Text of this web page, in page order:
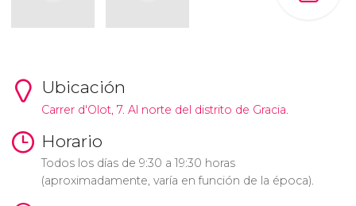
Ubicación
Carrer d'Olot, 7. Al norte del distrito de Gracia.
Horario
Todos los días de 9:30 a 19:30 horas
(aproximadamente, varía en función de la época).